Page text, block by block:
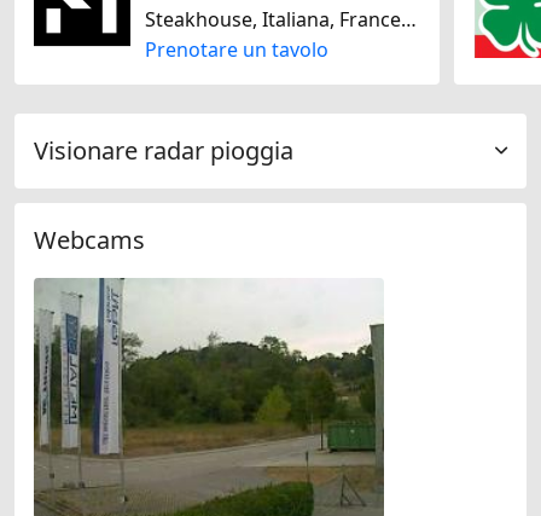
Steakhouse, Italiana, Francese, Mediterranea, Senza glutine, Piatti biologici, Senza lattosio
Prenotare un tavolo
Visionare radar pioggia
Webcams